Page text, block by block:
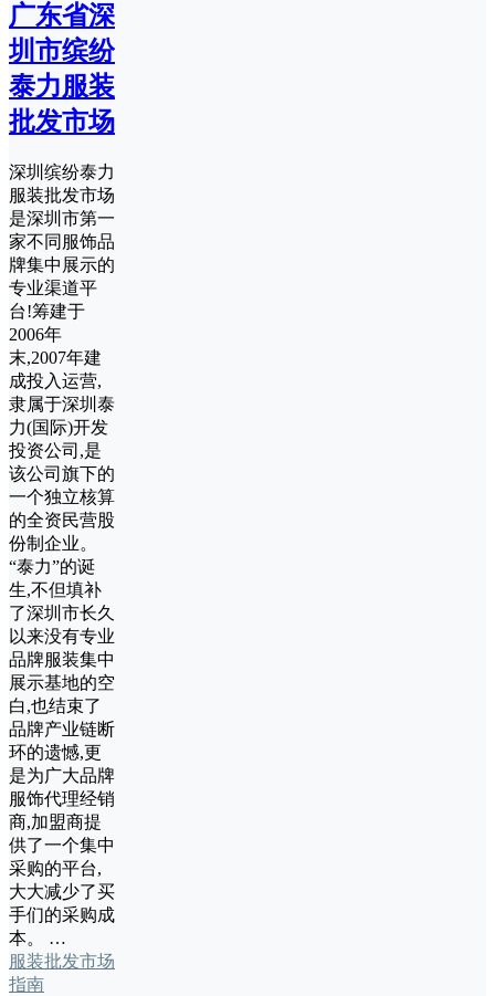
广东省深
圳市缤纷
泰力服装
批发市场
深圳缤纷泰力
服装批发市场
是深圳市第一
家不同服饰品
牌集中展示的
专业渠道平
台!筹建于
2006年
末,2007年建
成投入运营,
隶属于深圳泰
力(国际)开发
投资公司,是
该公司旗下的
一个独立核算
的全资民营股
份制企业。
“泰力”的诞
生,不但填补
了深圳市长久
以来没有专业
品牌服装集中
展示基地的空
白,也结束了
品牌产业链断
环的遗憾,更
是为广大品牌
服饰代理经销
商,加盟商提
供了一个集中
采购的平台,
大大减少了买
手们的采购成
本。 …
服装批发市场
指南